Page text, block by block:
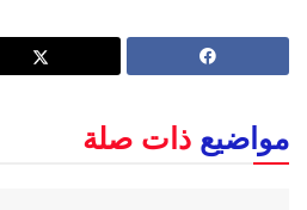
مواضيع ذات صلة